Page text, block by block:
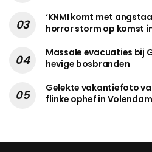
‘KNMI komt met
horror storm op komst
Massale evacuaties bij
hevige bosbranden
Gelekte vakantiefoto
flinke ophef in Volendam